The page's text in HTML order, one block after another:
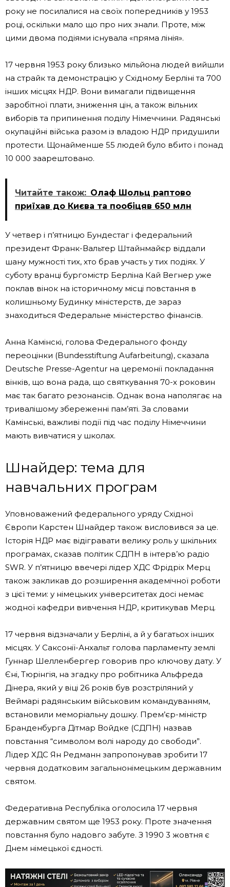
року не посилалися на своїх попередників у 1953
році, оскільки мало що про них знали. Проте, між
цими двома подіями існувала «пряма лінія».
17 червня 1953 року близько мільйона людей вийшли
на страйк та демонстрацію у Східному Берліні та 700
інших місцях НДР. Вони вимагали підвищення
заробітної плати, зниження цін, а також вільних
виборів та припинення поділу Німеччини. Радянські
окупаційні війська разом із владою НДР придушили
протести. Щонайменше 55 людей було вбито і понад
10 000 заарештовано.
Читайте також: Олаф Шольц раптово
приїхав до Києва та пообіцяв 650 млн
У четвер і п’ятницю Бундестаг і федеральний
президент Франк-Вальтер Штайнмайєр віддали
шану мужності тих, хто брав участь у тих подіях. У
суботу вранці бургомістр Берліна Кай Вегнер уже
поклав вінок на історичному місці повстання в
колишньому Будинку міністерств, де зараз
знаходиться Федеральне міністерство фінансів.
Анна Камінскі, голова Федерального фонду
переоцінки (Bundesstiftung Aufarbeitung), сказала
Deutsche Presse-Agentur на церемонії покладання
вінків, що вона рада, що святкування 70-х роковин
має так багато резонансів. Однак вона наполягає на
тривалішому збереженні пам’яті. За словами
Камінські, важливі події під час поділу Німеччини
мають вивчатися у школах.
Шнайдер: тема для
навчальних програм
Уповноважений федерального уряду Східної
Європи Карстен Шнайдер також висловився за це.
Історія НДР має відігравати велику роль у шкільних
програмах, сказав політик СДПН в інтерв’ю радіо
SWR. У п’ятницю ввечері лідер ХДС Фрідріх Мерц
також закликав до розширення академічної роботи
з цієї теми: у німецьких університетах досі немає
жодної кафедри вивчення НДР, критикував Мерц.
17 червня відзначали у Берліні, а й у багатьох інших
місцях. У Саксонії-Анхальт голова парламенту землі
Гуннар Шелленбергер говорив про ключову дату. У
Єні, Тюрінгія, на згадку про робітника Альфреда
Дінера, який у віці 26 років був розстріляний у
Веймарі радянським військовим командуванням,
встановили меморіальну дошку. Прем’єр-міністр
Бранденбурга Дітмар Войдке (СДПН) назвав
повстання “символом волі народу до свободи”.
Лідер ХДС Ян Редманн запропонував зробити 17
червня додатковим загальнонімецьким державним
святом.
Федеративна Республіка оголосила 17 червня
державним святом ще 1953 року. Проте значення
повстання було надовго забуте. З 1990 3 жовтня є
Днем німецької єдності.